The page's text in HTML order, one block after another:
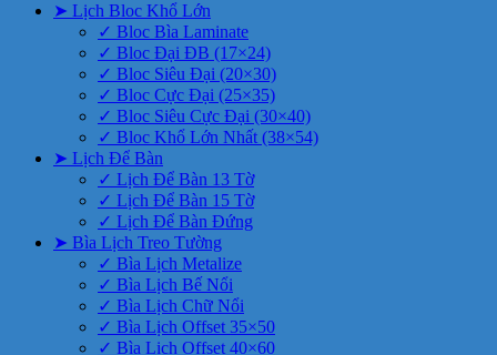
➤ Lịch Bloc Khổ Lớn
✓ Bloc Bìa Laminate
✓ Bloc Đại ĐB (17×24)
✓ Bloc Siêu Đại (20×30)
✓ Bloc Cực Đại (25×35)
✓ Bloc Siêu Cực Đại (30×40)
✓ Bloc Khổ Lớn Nhất (38×54)
➤ Lịch Để Bàn
✓ Lịch Để Bàn 13 Tờ
✓ Lịch Để Bàn 15 Tờ
✓ Lịch Để Bàn Đứng
➤ Bìa Lịch Treo Tường
✓ Bìa Lịch Metalize
✓ Bìa Lịch Bế Nổi
✓ Bìa Lịch Chữ Nổi
✓ Bìa Lịch Offset 35×50
✓ Bìa Lịch Offset 40×60